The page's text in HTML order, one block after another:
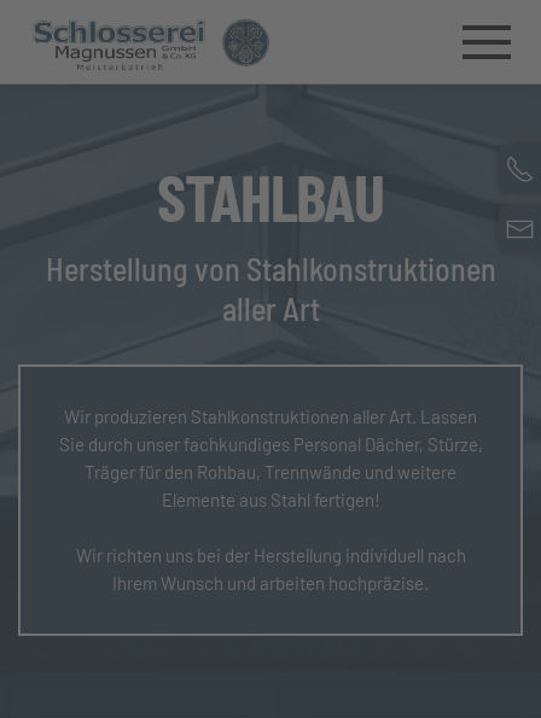
Skip to main content
STAHLBAU
Herstellung von Stahlkonstruktionen
aller Art
Wir produzieren Stahlkonstruktionen aller Art. Lassen
Sie durch unser fachkundiges Personal Dächer, Stürze,
Träger für den Rohbau, Trennwände und weitere
Elemente aus Stahl fertigen!
Wir richten uns bei der Herstellung individuell nach
Ihrem Wunsch und arbeiten hochpräzise.